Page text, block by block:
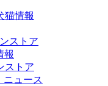
猫情報
ストア
報
ストア
ニュース